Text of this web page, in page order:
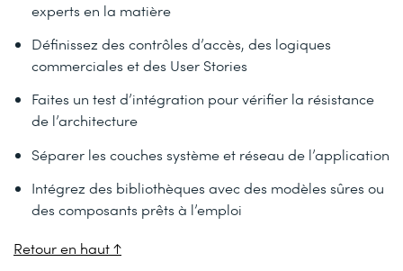
experts en la matière
Définissez des contrôles d’accès, des logiques
commerciales et des User Stories
Faites un test d’intégration pour vérifier la résistance
de l’architecture
Séparer les couches système et réseau de l’application
Intégrez des bibliothèques avec des modèles sûres ou
des composants prêts à l’emploi
Retour en haut ↑